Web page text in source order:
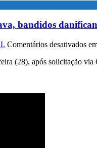
bandidos
Comentários desativados
(28), após solicitação